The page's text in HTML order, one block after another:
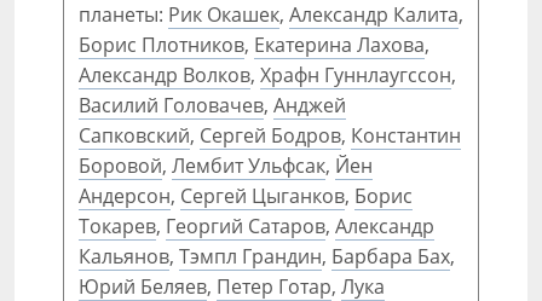
планеты: Рик Окашек, Александр Калита,
Борис Плотников, Екатерина Лахова,
Александр Волков, Храфн Гуннлаугссон,
Василий Головачев, Анджей
Сапковский, Сергей Бодров, Константин
Боровой, Лембит Ульфсак, Йен
Андерсон, Сергей Цыганков, Борис
Токарев, Георгий Сатаров, Александр
Кальянов, Тэмпл Грандин, Барбара Бах,
Юрий Беляев, Петер Готар, Лука